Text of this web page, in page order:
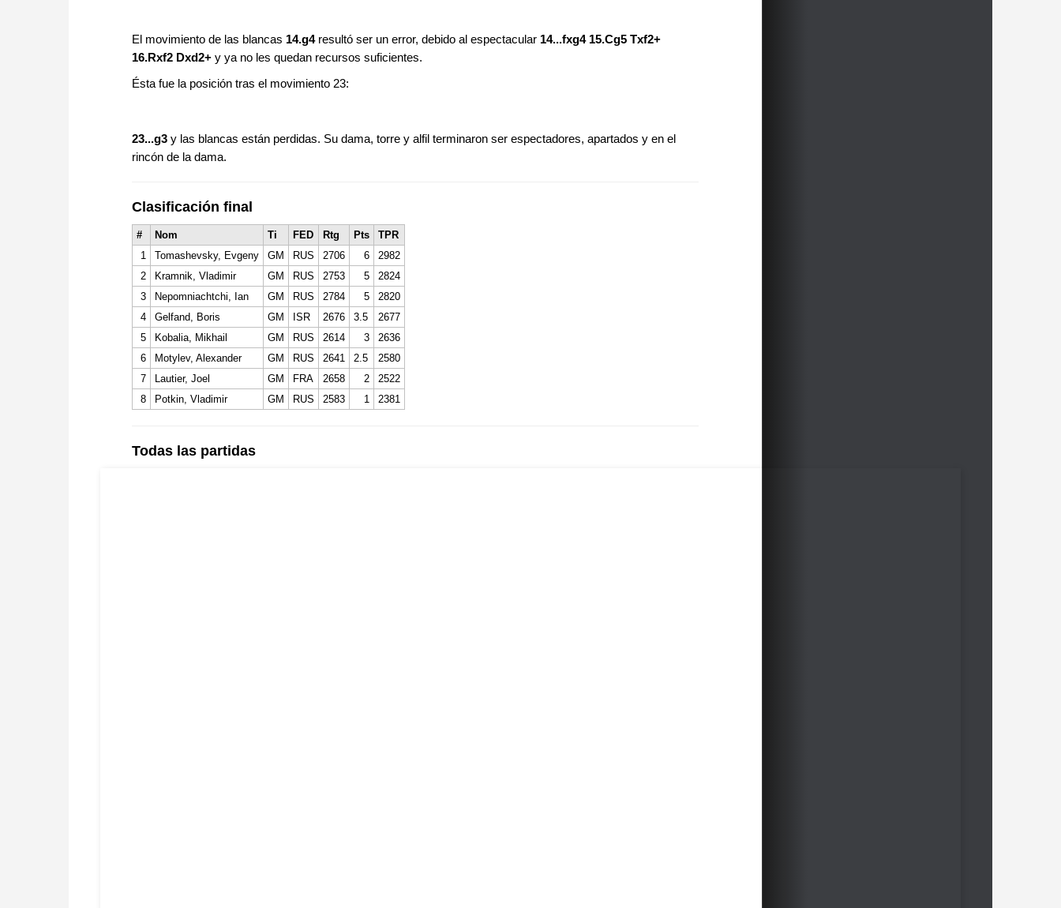
El movimiento de las blancas 14.g4resultó ser un error, debido al espectacular 14...fxg4 15.Cg5 Txf2+
16.Rxf2 Dxd2+ y ya no les quedan recursos suficientes.
Ésta fue la posición tras el movimiento 23:
23...g3 y las blancas están perdidas. Su dama, torre y alfil terminaron ser espectadores, apartados y en el
rincón de la dama.
Clasificación final
# Nom Ti FED Rtg Pts
TPR
1
Tomashevsky, Evgeny GM RUS 2706 6
2982
2
Kramnik, Vladimir GM RUS 2753 5
2824
3
Nepomniachtchi, Ian GM RUS 2784 5
2820
4
Gelfand, Boris GM ISR 2676 3.5
2677
5
Kobalia, Mikhail GM RUS 2614 3
2636
6
Motylev, Alexander GM RUS 2641 2.5
2580
7
Lautier, Joel GM FRA 2658 2
2522
8
Potkin, Vladimir GM RUS 2583 1 2381
Todas las partidas